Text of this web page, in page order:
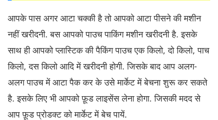
आपके पास अगर आटा चक्की है तो आपको आटा पीसने की मशीन
नहीं खरीदनी. बस आपको पाउच पाकिंग मशीन खरीदनी है. इसके
साथ ही आपको प्लास्टिक की पैकिंग पाउच एक किलो, दो किलो, पाच
किलो, दस किलो आदि में खरीदनी होगी. जिसके बाद आप अलग-
अलग पाउच में आटा पैक कर के उसे मार्केट में बेचना शुरू कर सकते
है. इसके लिए भी आपको फ़ूड लाइसेंस लेना होगा. जिसकी मदद से
आप फ़ूड प्रोडक्ट को मार्केट में बेच पायें.